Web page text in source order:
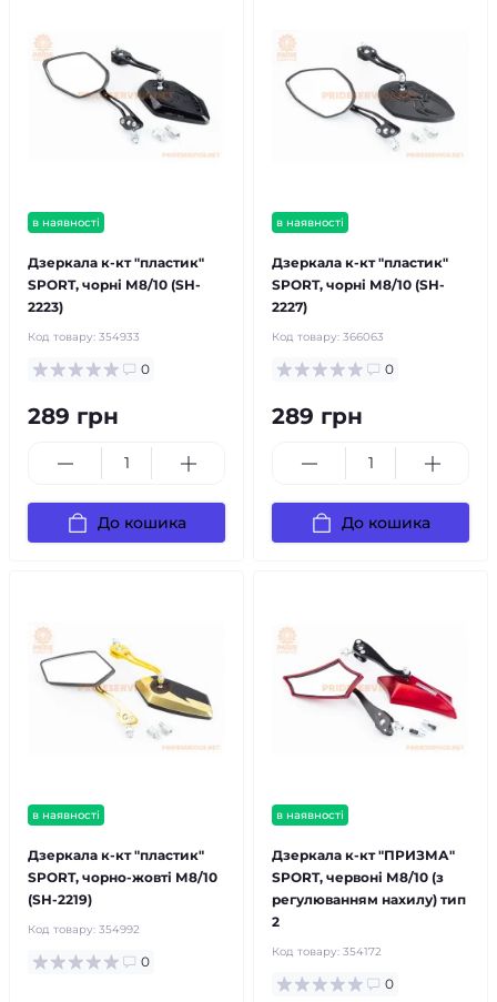
в наявності
Дзеркала к-кт "пластик"
SPORT, чорні М8/10 (SH-
2223)
Код товару: 354933
0
289 грн
До кошика
в наявності
Дзеркала к-кт "пластик"
SPORT, чорні М8/10 (SH-
2227)
Код товару: 366063
0
289 грн
До кошика
в наявності
Дзеркала к-кт "пластик"
SPORT, чорно-жовті М8/10
(SH-2219)
Код товару: 354992
0
в наявності
Дзеркала к-кт "ПРИЗМА"
SPORT, червоні М8/10 (з
регулюванням нахилу) тип
2
Код товару: 354172
0